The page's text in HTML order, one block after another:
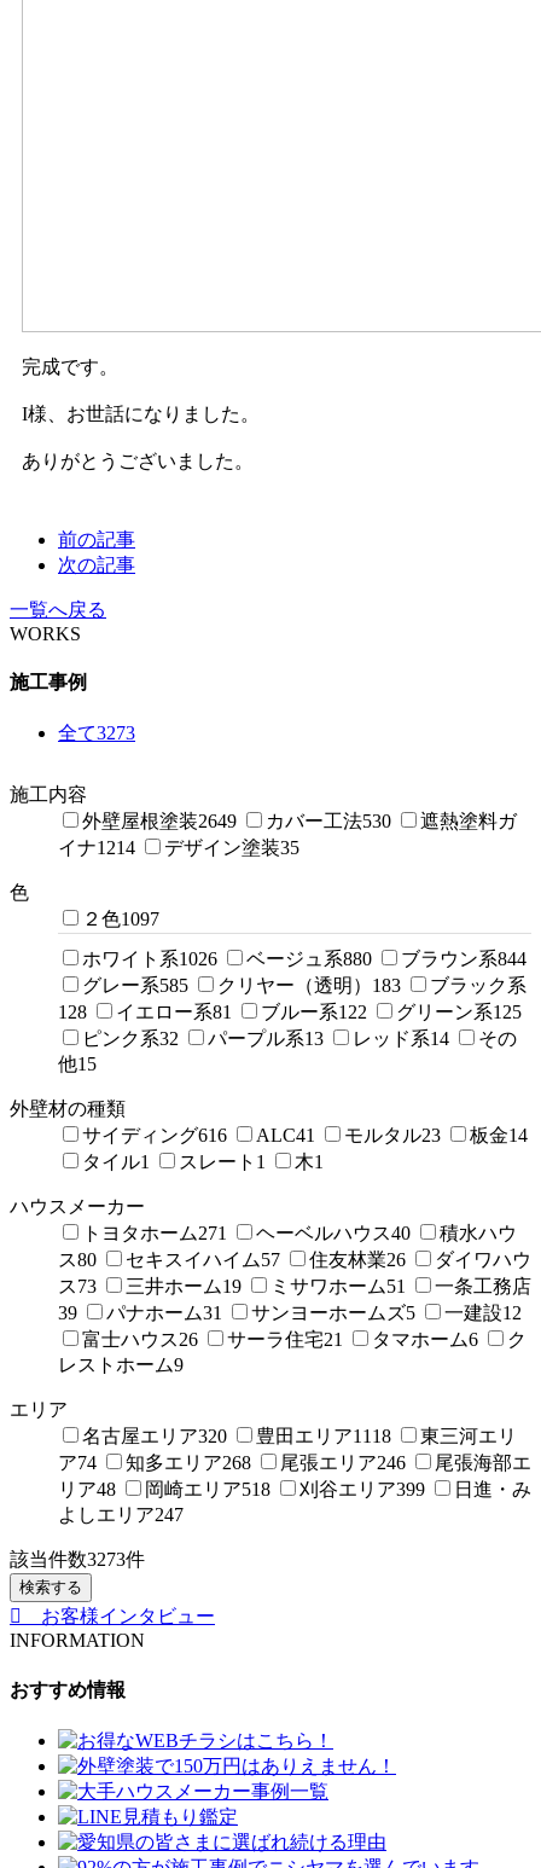
完成です。
I様、お世話になりました。
ありがとうございました。
前の記事
次の記事
一覧へ戻る
WORKS
施工事例
全て3273
施工内容
外壁屋根塗装2649 カバー工法530
遮熱塗料ガ
イナ1214 デザイン塗装35
色
２色1097
ホワイト系1026 ベージュ系880 ブラウン系844
グレー系585 クリヤー（透明） 183
ブラック系
128
イエロー系81 ブルー系122 グリーン系125
ピンク系32 パープル系13 レッド系14
その
他15
外壁材の種類
サイディング616 ALC41 モルタル23 板金14
タイル1 スレート 1 木1
ハウスメーカー
トヨタホーム271 ヘーベルハウス40
積水ハウ
ス80 セキスイハイム57 住友林業26
ダイワハウ
ス73 三井ホーム19 ミサワホーム51
一条工務店
39
パナホーム31 サンヨーホームズ5 一建設12
富士ハウス26 サーラ住宅21 タマホーム6
ク
レストホーム9
エリア
名古屋エリア320 豊田エリア1118
東三河エリ
ア74 知多エリア268 尾張エリア246
尾張海部エ
リア48 岡崎エリア518 刈谷エリア399
日進・み
よしエリア247
該当件数3273件
検索する
お客様インタビュー
INFORMATION
おすすめ情報